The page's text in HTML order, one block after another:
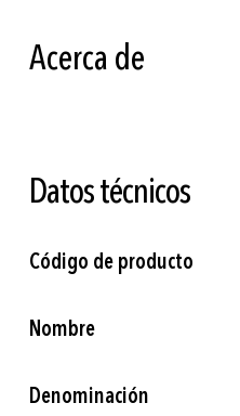
la
galería
Acerca de
Datos técnicos
Más
información
Código de producto
Nombre
Denominación